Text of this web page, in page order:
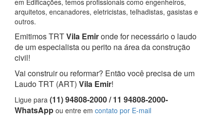
em Edificações, temos profissionais como engenheiros,
arquitetos, encanadores, eletricistas, telhadistas, gasistas e
outros.
Emitimos TRTVila Emironde for necessário o laudo
de um especialista ou perito na área da construção
civil!
Vai construir ou reformar? Então você precisa de um
Laudo TRT (ART) Vila Emir!
Ligue para (11) 94808-2000 / 11 94808-2000-
WhatsApp ou entre em contato por E-mail